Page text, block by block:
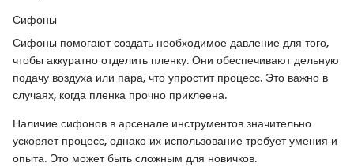
Сифоны
Сифоны помогают создать необходимое давление для того,
чтобы аккуратно отделить пленку. Они обеспечивают дельную
подачу воздуха или пара, что упростит процесс. Это важно в
случаях, когда пленка прочно приклеена.
Наличие сифонов в арсенале инструментов значительно
ускоряет процесс, однако их использование требует умения и
опыта. Это может быть сложным для новичков.